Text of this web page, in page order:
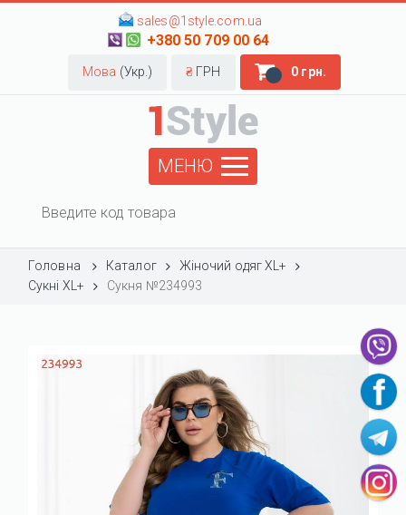
sales@1style.com.ua
+380 50 709 00 64
Мова (Укр.) ₴ ГРН 0 грн.
МЕНЮ
Головна Каталог
Жіночий одяг XL+
Сукні XL+
Сукня №234993